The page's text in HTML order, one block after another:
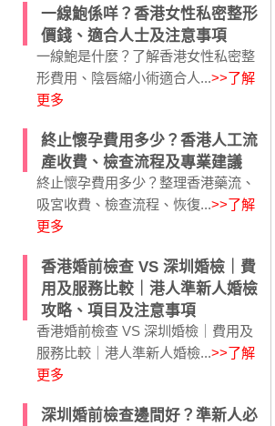
一線鮑係咩？香港女性私密整形
價錢、適合人士及注意事項
一線鮑是什麼？了解香港女性私密整
形費用、陰唇縮小術適合人...>>了解
更多
終止懷孕費用多少？香港人工流
產收費、檢查流程及專業建議
終止懷孕費用多少？整理香港藥流、
吸宮收費、檢查流程、恢復...>>了解
更多
香港婚前檢查 VS 深圳婚檢｜費
用及服務比較｜港人準新人婚檢
攻略、項目及注意事項
香港婚前檢查 VS 深圳婚檢｜費用及
服務比較｜港人準新人婚檢...>>了解
更多
深圳婚前檢查邊間好？準新人必